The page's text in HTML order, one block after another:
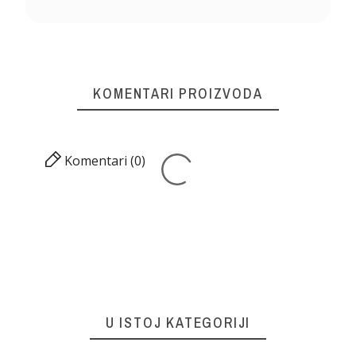
KOMENTARI PROIZVODA
Komentari (0)
U ISTOJ KATEGORIJI